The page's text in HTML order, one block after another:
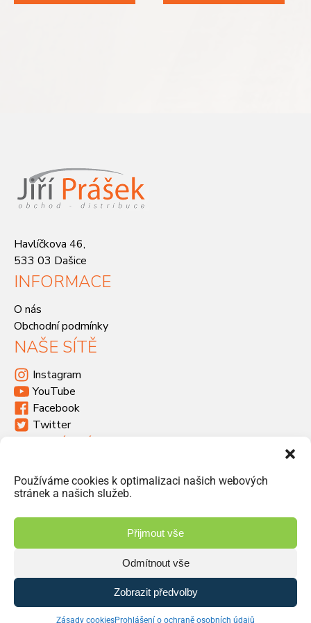
Používáme cookies k optimalizaci našich webových
stránek a našich služeb.
Přijmout vše
Odmítnout vše
Zobrazit předvolby
Zásady cookiesProhlášení o ochraně osobních údajů
Havlíčkova 46,
533 03 Dašice
INFORMACE
O nás
Obchodní podmínky
NAŠE SÍTĚ
Instagram
YouTube
Facebook
Twitter
Havlíčkova 46, 533 03 Dašice
+420 466 951 103
Zásady ochrany osobních údajů